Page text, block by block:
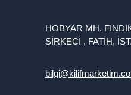
HOBYAR MH.
SİRKECİ , FATİH,